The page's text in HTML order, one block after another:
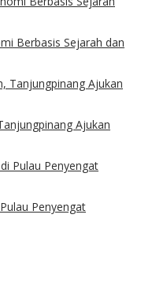
Berbasis Sejarah dan
Ajukan
Penyengat